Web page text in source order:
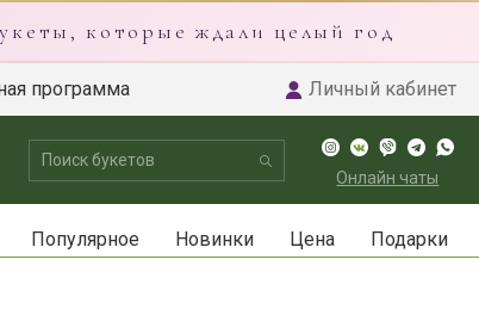
которые ждали целый год
программа Личный кабинет
Онлайн чаты
Популярное Новинки Цена Подарки